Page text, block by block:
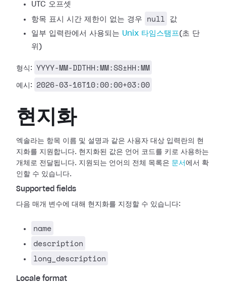
UTC 오프셋
항목 표시 시간 제한이 없는 경우
null
값
일부 입력란에서 사용되는 Unix 타임스탬프(초 단
위)
형식: YYYY-MM-DDTHH:MM:SS±HH:MM
예시: 2026-03-16T10:00:00+03:00
현지화
엑솔라는 항목 이름 및 설명과 같은 사용자 대상 입력란의 현
지화를 지원합니다. 현지화된 값은 언어 코드를 키로 사용하는
개체로 전달됩니다. 지원되는 언어의 전체 목록은 문서 에서 확
인할 수 있습니다.
Supported fields
다음 매개 변수에 대해 현지화를 지정할 수 있습니다:
name
description
long_description
Locale format